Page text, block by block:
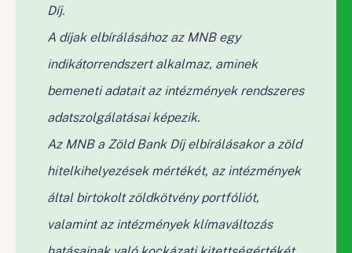
Díj.
A díjak elbírálásához az MNB egy
indikátorrendszert alkalmaz, aminek
bemeneti adatait az intézmények rendszeres
adatszolgálatásai képezik.
Az MNB a Zöld Bank Díj elbírálásakor a zöld
hitelkihelyezések mértékét, az intézmények
által birtokolt zöldkötvény portfóliót,
valamint az intézmények klímaváltozás